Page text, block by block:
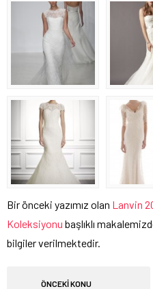
Bir önceki yazımız olan Lanvin
Koleksiyonu başlıklı
bilgiler verilmektedir.
ÖNCEKİ KONU